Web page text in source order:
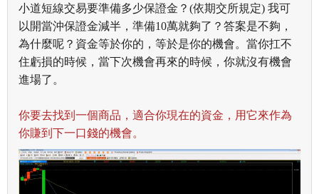
小道短線交易要準備多少保證金？(依期交所規定) 我可
以開當沖保證金減半，準備10萬就夠了？答案是不夠，
為什麼呢？ 資金等於你的，等於是你的機會。當你扛不
住虧損的時候，當下次機會再來的時候，你就沒有機會
進場了。
你要去找到一個商品，適合你現在的資金，用它來作為
你賺到下一口錢的機會。